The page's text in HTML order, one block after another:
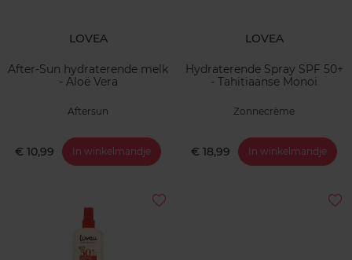
LOVEA
After-Sun hydraterende melk
- Aloë Vera
Aftersun
€ 10,99 In winkelmandje
LOVEA
Hydraterende Spray SPF 50+
- Tahitiaanse Monoi
Zonnecrème
€ 18,99 In winkelmandje